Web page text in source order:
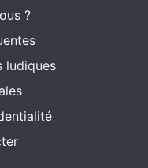
?
ludiques